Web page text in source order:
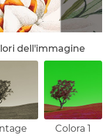
dell'immagine
Colora 1